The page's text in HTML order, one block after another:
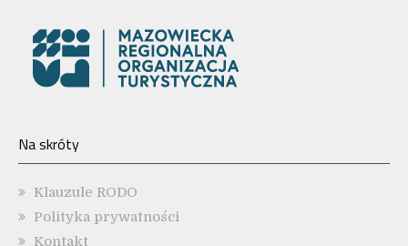
Na skróty
Klauzule RODO
Polityka prywatności
Kontakt